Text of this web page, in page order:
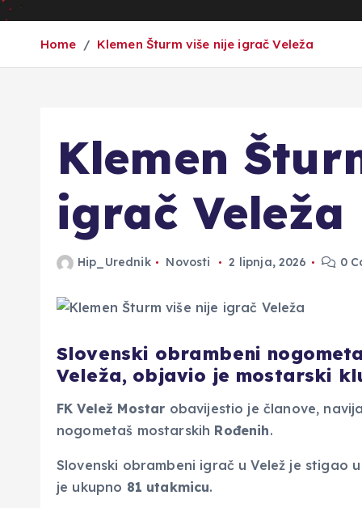
Home Klemen Šturm više nije igrač Veleža
Klemen
igrač Veleža
Hip_Urednik Novosti 2 lipnja, 2026 0
Slovenski obrambeni
Veleža, objavio je mostarski
FK Velež Mostar obavijestio je članove,
nogometaš mostarskih Rođenih.
Slovenski obrambeni igrač u Velež je stigao
je ukupno 81 utakmicu.